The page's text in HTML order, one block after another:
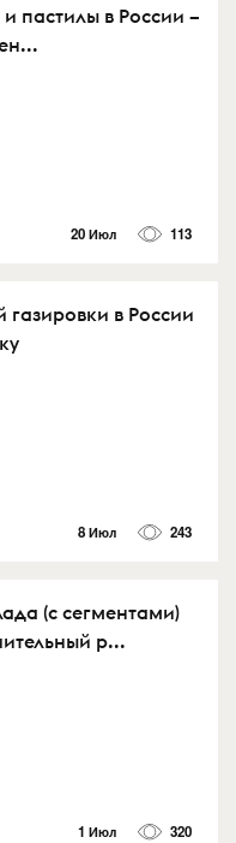
пастилы в России –
20 Июл 113
в России
8 Июл 243
(с сегментами)
р...
1 Июл 320